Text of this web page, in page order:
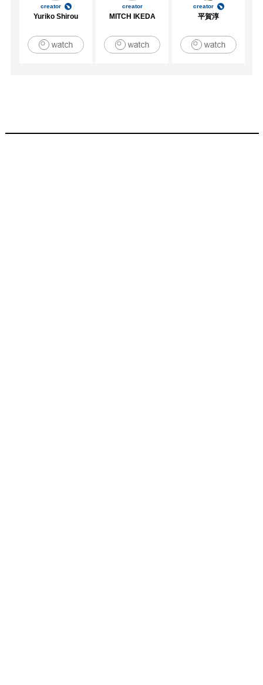
creator
Yuriko Shirou
creator
MITCH IKEDA
creator
平賀淳